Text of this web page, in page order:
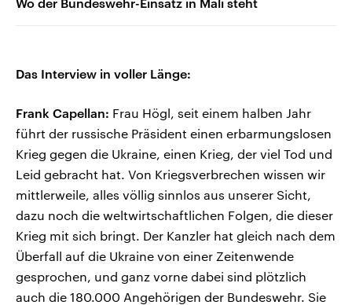
Das Interview in voller Länge:
Frank Capellan: Frau Högl, seit einem halben Jahr
führt der russische Präsident einen erbarmungslosen
Krieg gegen die Ukraine, einen Krieg, der viel Tod und
Leid gebracht hat. Von Kriegsverbrechen wissen wir
mittlerweile, alles völlig sinnlos aus unserer Sicht,
dazu noch die weltwirtschaftlichen Folgen, die dieser
Krieg mit sich bringt. Der Kanzler hat gleich nach dem
Überfall auf die Ukraine von einer Zeitenwende
gesprochen, und ganz vorne dabei sind plötzlich
auch die 180.000 Angehörigen der Bundeswehr. Sie